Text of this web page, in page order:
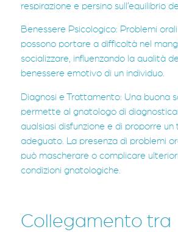
respirazione e persino sull’equilibrio
Benessere Psicologico: Problemi
possono portare a difficoltà nel
socializzare, influenzando la qualità
benessere emotivo di un individuo.
Diagnosi e Trattamento: Una buona
permette al gnatologo di
qualsiasi disfunzione e di proporre
adeguato. La presenza di problemi
può mascherare o complicare
condizioni gnatologiche.
Collegamento tra